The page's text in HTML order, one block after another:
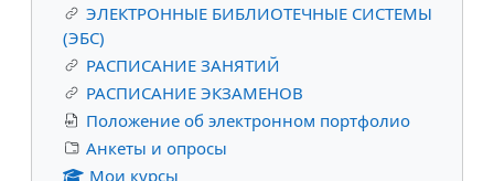
ЭЛЕКТРОННЫЕ БИБЛИОТЕЧНЫЕ СИСТЕМЫ
(ЭБС)
РАСПИСАНИЕ ЗАНЯТИЙ
РАСПИСАНИЕ ЭКЗАМЕНОВ
Положение об электронном портфолио
Анкеты и опросы
Мои курсы